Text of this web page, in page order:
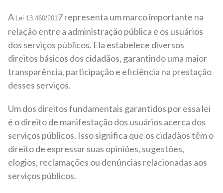
A Lei 13.460/2017 representa um marco importante na
relação entre a administração pública e os usuários
dos serviços públicos. Ela estabelece diversos
direitos básicos dos cidadãos, garantindo uma maior
transparência, participação e eficiência na prestação
desses serviços.
Um dos direitos fundamentais garantidos por essa lei
é o direito de manifestação dos usuários acerca dos
serviços públicos. Isso significa que os cidadãos têm o
direito de expressar suas opiniões, sugestões,
elogios, reclamações ou denúncias relacionadas aos
serviços públicos.